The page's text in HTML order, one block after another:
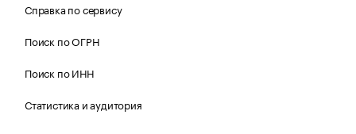
Справка по сервису
Поиск по ОГРН
Поиск по ИНН
Статистика и аудитория